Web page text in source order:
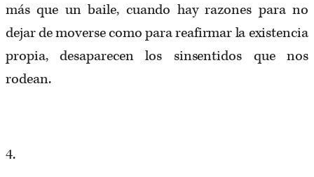
más que un baile, cuando hay razones para no
dejar de moverse como para reafirmar la existencia
propia, desaparecen los sinsentidos que nos
rodean.
4.